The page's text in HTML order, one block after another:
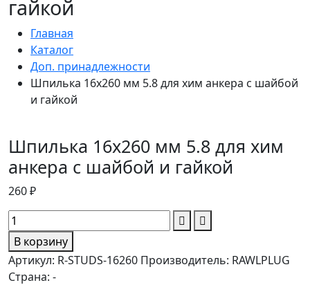
гайкой
Главная
Каталог
Доп. принадлежности
Шпилька 16х260 мм 5.8 для хим анкера с шайбой
и гайкой
Шпилька 16х260 мм 5.8 для хим
анкера с шайбой и гайкой
260 ₽
В корзину
Артикул: R-STUDS-16260 Производитель: RAWLPLUG
Страна: -